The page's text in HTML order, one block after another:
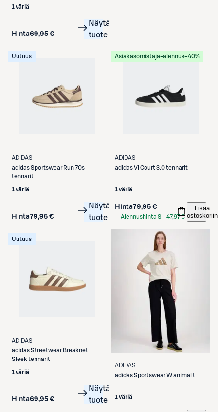
1 väriä
Hinta69,95 €
Näytä
tuote
Uutuus
ADIDAS
adidasSportswear Run 70s
tennarit
1 väriä
Hinta79,95 €
Näytä
tuote
Asiakasomistaja-alennus−40%
ADIDAS
adidasVl Court 3.0 tennarit
1 väriä
Hinta79,95 €
Alennushinta S- 47,97 €
Lisää
ostoskoriin
Uutuus
ADIDAS
adidasStreetwear Breaknet
Sleek tennarit
1 väriä
Hinta69,95 €
Näytä
tuote
ADIDAS
adidasSportswear W animal t
1 väriä